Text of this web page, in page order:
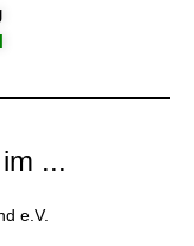
...
e.V.